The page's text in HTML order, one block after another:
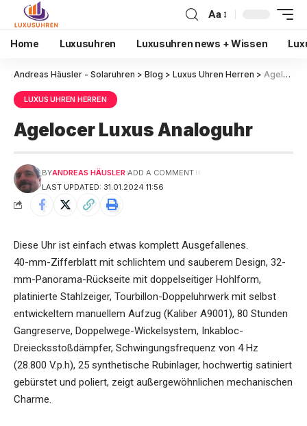
Aa
Home Luxusuhren Luxusuhren news + Wissen
Andreas Häusler - Solaruhren > Blog > Luxus Uhren Herren > Agelocer Luxus Analoguhr
LUXUS UHREN HERREN
Agelocer Luxus Analoguhr
LAST UPDATED: 31.01.2024 11:56
BYANDREAS HÄUSLER ADD A COMMENT
Diese Uhr ist einfach etwas komplett Ausgefallenes.
40-mm-Zifferblatt mit schlichtem und sauberem Design, 32-
mm-Panorama-Rückseite mit doppelseitiger Hohlform,
platinierte Stahlzeiger, Tourbillon-Doppeluhrwerk mit selbst
entwickeltem manuellem Aufzug (Kaliber A9001), 80 Stunden
Gangreserve, Doppelwege-Wickelsystem, Inkabloc-
Dreiecksstoßdämpfer, Schwingungsfrequenz von 4 Hz
(28.800 V.p.h), 25 synthetische Rubinlager, hochwertig satiniert
gebürstet und poliert, zeigt außergewöhnlichen mechanischen
Charme.